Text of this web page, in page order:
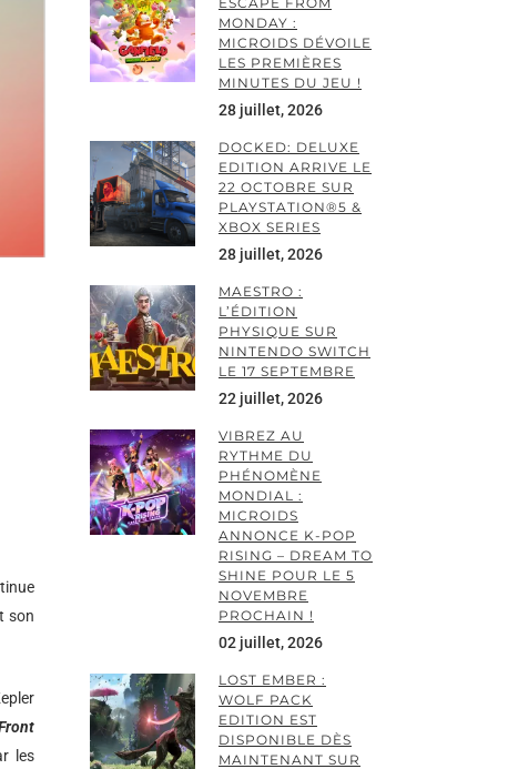
son
les
MONDAY :
MICROIDS DÉVOILE
LES PREMIÈRES
MINUTES DU JEU !
28 juillet, 2026
DOCKED: DELUXE
EDITION ARRIVE LE
22 OCTOBRE SUR
PLAYSTATION®5 &
XBOX SERIES
28 juillet, 2026
MAESTRO :
L’ÉDITION
PHYSIQUE SUR
NINTENDO SWITCH
LE 17 SEPTEMBRE
22 juillet, 2026
VIBREZ AU
RYTHME DU
PHÉNOMÈNE
MONDIAL :
MICROIDS
ANNONCE K-POP
RISING – DREAM TO
SHINE POUR LE 5
NOVEMBRE
PROCHAIN !
02 juillet, 2026
LOST EMBER :
WOLF PACK
EDITION EST
DISPONIBLE DÈS
MAINTENANT SUR